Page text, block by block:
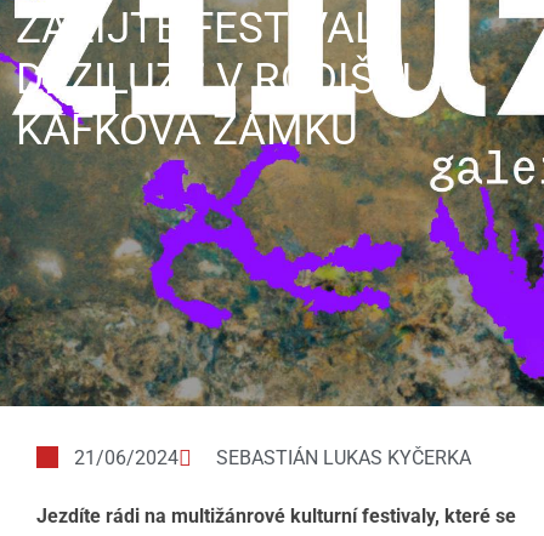
ZAŽIJTE FESTIVAL
DEZILUZE V RODIŠTI
KAFKOVA ZÁMKU
21/06/2024 SEBASTIÁN LUKAS KYČERKA
Jezdíte rádi na multižánrové kulturní festivaly, které se